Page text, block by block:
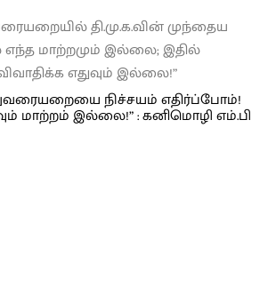
தி.மு.க.வின் முந்தைய
எந்த மாற்றமும் இல்லை; இதில்
எதுவும் இல்லை!”